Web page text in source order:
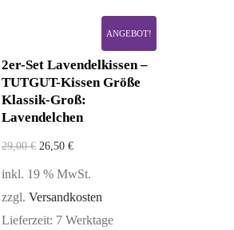
ANGEBOT!
2er-Set Lavendelkissen –
TUTGUT-Kissen Größe
Klassik-Groß:
Lavendelchen
29,00€ 26,50 €
inkl. 19 % MwSt.
zzgl. Versandkosten
Lieferzeit: 7 Werktage